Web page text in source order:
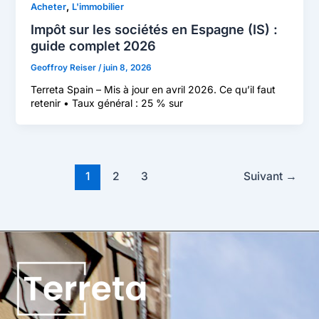
Acheter, L'immobilier
Impôt sur les sociétés en Espagne (IS) :
guide complet 2026
Geoffroy Reiser /juin 8, 2026
Terreta Spain – Mis à jour en avril 2026. Ce qu’il faut
retenir • Taux général : 25 % sur
1 2 3 Suivant →